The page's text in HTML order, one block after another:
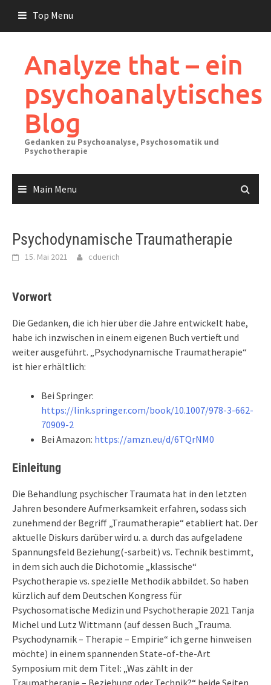
content
Top Menu
Analyze that – ein
psychoanalytisches
Blog
Gedanken zu Psychoanalyse, Psychosomatik und
Psychotherapie
Main Menu
Psychodynamische Traumatherapie
15. Mai 2021 cduerich
Vorwort
Die Gedanken, die ich hier über die Jahre entwickelt habe,
habe ich inzwischen in einem eigenen Buch vertieft und
weiter ausgeführt. „Psychodynamische Traumatherapie“
ist hier erhältlich:
Bei Springer:
https://link.springer.com/book/10.1007/978-3-662-
70909-2
Bei Amazon: https://amzn.eu/d/6TQrNM0
Einleitung
Die Behandlung psychischer Traumata hat in den letzten
Jahren besondere Aufmerksamkeit erfahren, sodass sich
zunehmend der Begriff „Traumatherapie“ etabliert hat. Der
aktuelle Diskurs darüber wird u. a. durch das aufgeladene
Spannungsfeld Beziehung(-sarbeit) vs. Technik bestimmt,
in dem sich auch die Dichotomie „klassische“
Psychotherapie vs. spezielle Methodik abbildet. So haben
kürzlich auf dem Deutschen Kongress für
Psychosomatische Medizin und Psychotherapie 2021 Tanja
Michel und Lutz Wittmann (auf dessen Buch „Trauma.
Psychodynamik – Therapie – Empirie“ ich gerne hinweisen
möchte) in einem spannenden State-of-the-Art
Symposium mit dem Titel: „Was zählt in der
Traumatherapie – Beziehung oder Technik?“ beide Seiten